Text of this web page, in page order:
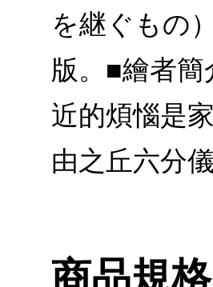
を継ぐもの
版。■繪者簡
近的煩惱是
由之丘六分
商品規格